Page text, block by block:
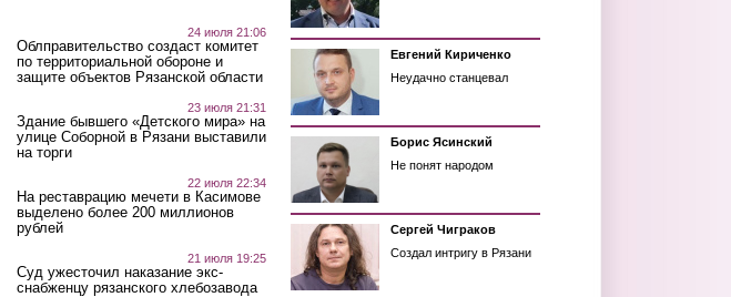
24 июля 21:06
Облправительство создаст комитет
по территориальной обороне и
защите объектов Рязанской области
23 июля 21:31
Здание бывшего «Детского мира» на
улице Соборной в Рязани выставили
на торги
22 июля 22:34
На реставрацию мечети в Касимове
выделено более 200 миллионов
рублей
21 июля 19:25
Суд ужесточил наказание экс-
снабженцу рязанского хлебозавода
Евгений Кириченко
Неудачно станцевал
Борис Ясинский
Не понят народом
Сергей Чиграков
Создал интригу в Рязани